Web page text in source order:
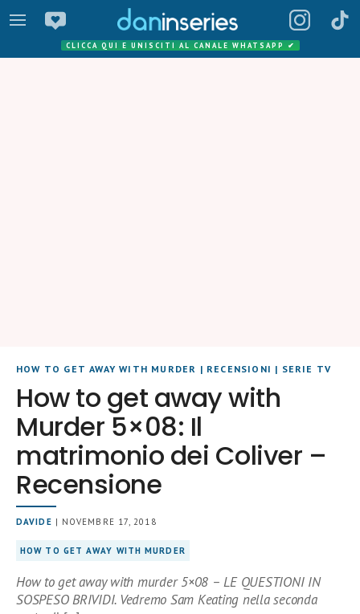
CLICCA QUI E UNISCITI AL CANALE WHATSAPP ✔
HOW TO GET AWAY WITH MURDER | RECENSIONI | SERIE TV
How to get away with
Murder 5×08: Il
matrimonio dei Coliver –
Recensione
DAVIDE | NOVEMBRE 17, 2018
HOW TO GET AWAY WITH MURDER
How to get away with murder 5×08 – LE QUESTIONI IN
SOSPESO BRIVIDI. Vedremo Sam Keating nella seconda